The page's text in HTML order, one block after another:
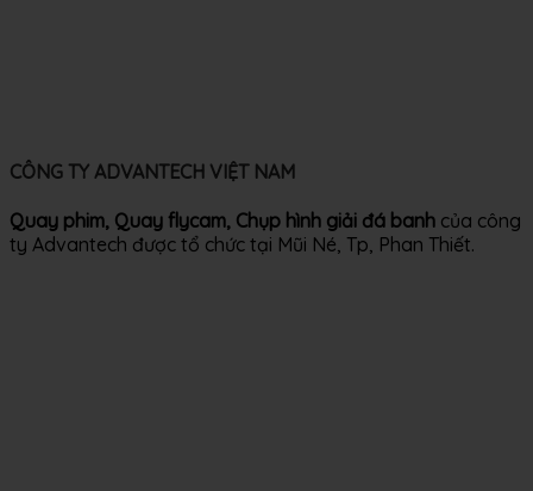
CÔNG TY ADVANTECH VIỆT NAM
Quay phim, Quay flycam, Chụp hình giải đá banh của công
ty Advantech được tổ chức tại Mũi Né, Tp, Phan Thiết.